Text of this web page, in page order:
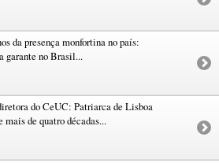
da presença monfortina no país:
garante no Brasil...
do CeUC: Patriarca de Lisboa
mais de quatro décadas...